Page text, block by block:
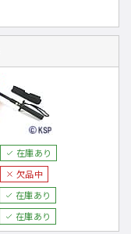
在庫あり
欠品中
在庫あり
在庫あり